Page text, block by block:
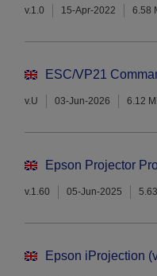
v.1.0 15-Apr-2022 6.58
ESC/VP21
v.U 03-Jun-2026 6.12
Epson Projector
v.1.60 05-Jun-2025
Epson iProjection